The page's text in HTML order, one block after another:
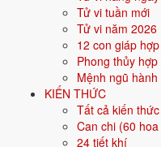
Tử vi tuần mới
Tử vi năm 2026
12 con giáp
Phong thủy hợp
Mệnh ngũ hành
KIẾN THỨC
Tất cả kiến thức
Can chi (60
24 tiết khí
Đại
Mệnh ngũ hành ⛰️